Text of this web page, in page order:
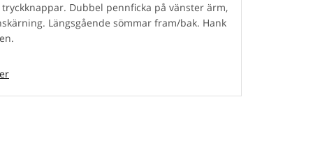
tryckknappar. Dubbel pennficka på vänster ärm,
Längsgående sömmar fram/bak. Hank
201000
C44-C64